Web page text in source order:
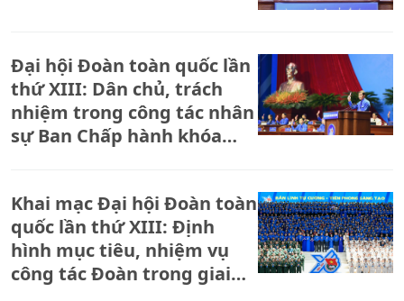
Đại hội Đoàn toàn quốc lần
thứ XIII: Dân chủ, trách
nhiệm trong công tác nhân
sự Ban Chấp hành khóa
Khai mạc Đại hội Đoàn toàn
quốc lần thứ XIII: Định
hình mục tiêu, nhiệm vụ
công tác Đoàn trong giai